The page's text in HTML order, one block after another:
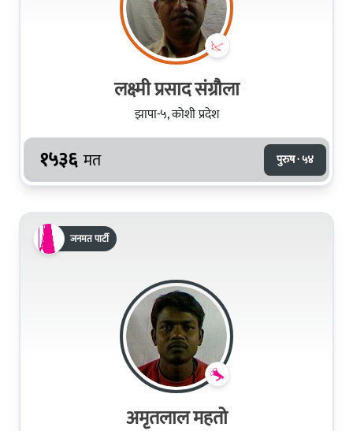
लक्ष्मी प्रसाद संग्रौला
झापा-५, कोशी प्रदेश
१५३६ मत पुरुष · ५४
जनमत पार्टी
अमृतलाल महतो